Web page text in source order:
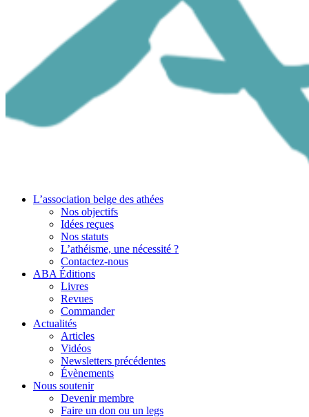
L’association belge des athées
Nos objectifs
Idées reçues
Nos statuts
L’athéisme, une nécessité ?
Contactez-nous
ABA Éditions
Livres
Revues
Commander
Actualités
Articles
Vidéos
Newsletters précédentes
Évènements
Nous soutenir
Devenir membre
Faire un don ou un legs